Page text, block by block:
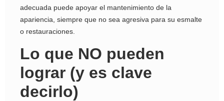
adecuada puede apoyar el mantenimiento de la
apariencia, siempre que no sea agresiva para su esmalte
o restauraciones.
Lo que NO pueden
lograr (y es clave
decirlo)